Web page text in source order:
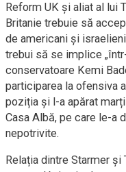
Reform UK și aliat al lui
Britanie trebuie să
de americani și
trebui să se implice
conservatoare Kemi
participarea la ofensiva
poziția și l-a apărat
Casa Albă, pe care le-a
nepotrivite.
Relația dintre Starmer